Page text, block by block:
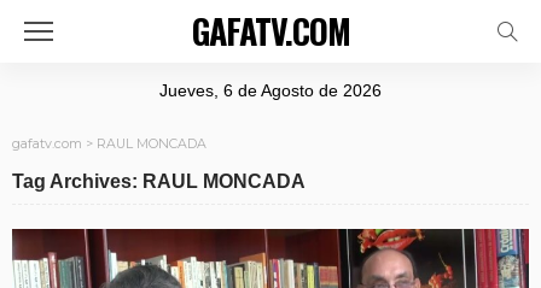
GAFATV.COM
Jueves, 6 de Agosto de 2026
gafatv.com > RAUL MONCADA
Tag Archives: RAUL MONCADA